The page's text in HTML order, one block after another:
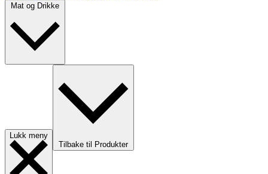
Lukk meny
Tilbake til Produkter